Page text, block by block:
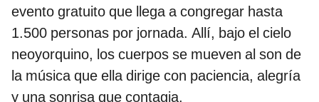
evento gratuito que llega a congregar hasta
1.500 personas por jornada. Allí, bajo el cielo
neoyorquino, los cuerpos se mueven al son de
la música que ella dirige con paciencia, alegría
y una sonrisa que contagia.